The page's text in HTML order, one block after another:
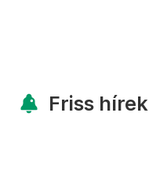
Friss hírek